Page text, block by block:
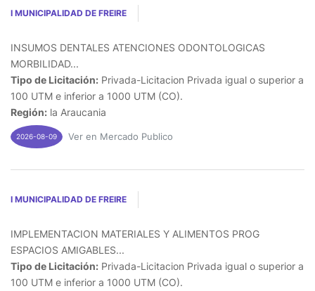
I MUNICIPALIDAD DE FREIRE
INSUMOS DENTALES ATENCIONES ODONTOLOGICAS
MORBILIDAD...
Tipo de Licitación: Privada-Licitacion Privada igual o superior a
100 UTM e inferior a 1000 UTM (CO).
Región: la Araucania
2026-08-09 Ver en Mercado Publico
I MUNICIPALIDAD DE FREIRE
IMPLEMENTACION MATERIALES Y ALIMENTOS PROG
ESPACIOS AMIGABLES...
Tipo de Licitación: Privada-Licitacion Privada igual o superior a
100 UTM e inferior a 1000 UTM (CO).